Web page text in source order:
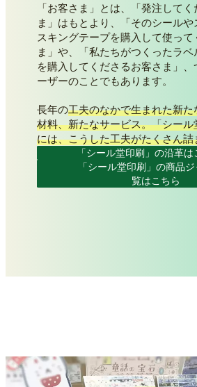
「お客さま」とは、「発注して
ま」はもとより、「そのシール
スキングテープを購入して使って
ま」や、「私たちがつくったラ
を購入してくださるお客さま」
ーザーのことでもあります。
長年の工夫のなかで生まれた新
材料、新たなサービス。「シー
には、こうした工夫がたくさん
「シール堂印刷」の沿革は
「シール堂印刷」の商品
覧はこちら